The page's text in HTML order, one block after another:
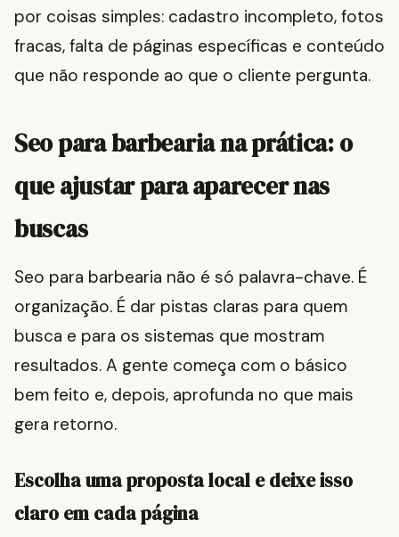
por coisas simples: cadastro incompleto, fotos
fracas, falta de páginas específicas e conteúdo
que não responde ao que o cliente pergunta.
Seo para barbearia na prática: o
que ajustar para aparecer nas
buscas
Seo para barbearia não é só palavra-chave. É
organização. É dar pistas claras para quem
busca e para os sistemas que mostram
resultados. A gente começa com o básico
bem feito e, depois, aprofunda no que mais
gera retorno.
Escolha uma proposta local e deixe isso
claro em cada página